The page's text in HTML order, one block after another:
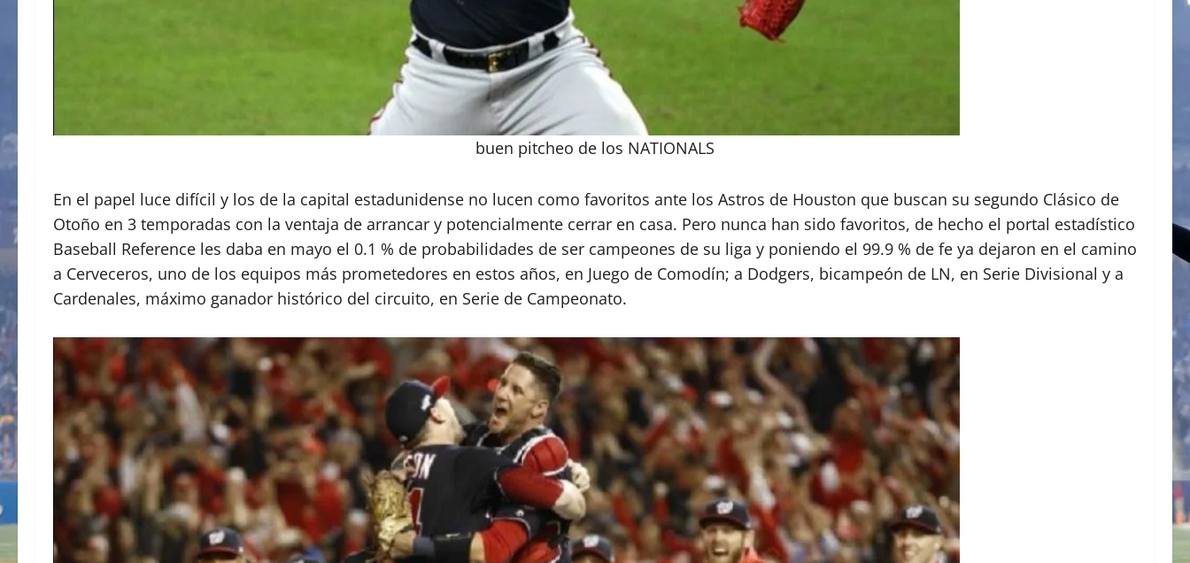
buen pitcheo de los NATIONALS
En el papel luce difícil y los de la capital estadunidense no lucen como favoritos ante los Astros de Houston que buscan su segundo Clásico de
Otoño en 3 temporadas con la ventaja de arrancar y potencialmente cerrar en casa. Pero nunca han sido favoritos, de hecho el portal estadístico
Baseball Reference les daba en mayo el 0.1 % de probabilidades de ser campeones de su liga y poniendo el 99.9 % de fe ya dejaron en el camino
a Cerveceros, uno de los equipos más prometedores en estos años, en Juego de Comodín; a Dodgers, bicampeón de LN, en Serie Divisional y a
Cardenales, máximo ganador histórico del circuito, en Serie de Campeonato.